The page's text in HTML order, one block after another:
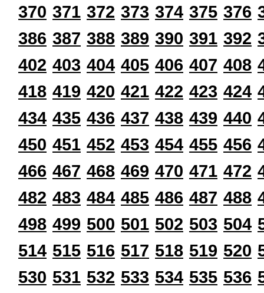
370 371 372 373 374 375 376
386 387 388 389 390 391 392
402 403 404 405 406 407 408
418 419 420 421 422 423 424
434 435 436 437 438 439 440
450 451 452 453 454 455 456
466 467 468 469 470 471 472
482 483 484 485 486 487 488
498 499 500 501 502 503 504
514 515 516 517 518 519 520
530 531 532 533 534 535 536